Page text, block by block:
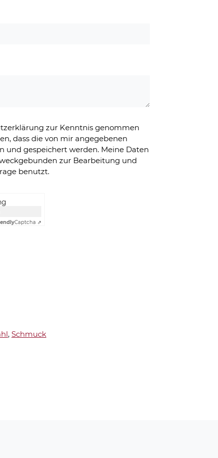
zur Kenntnis genommen
dass die von mir angegebenen
und gespeichert werden. Meine Daten
zur Bearbeitung und
benutzt.
Captcha ⇗
, Schmuck